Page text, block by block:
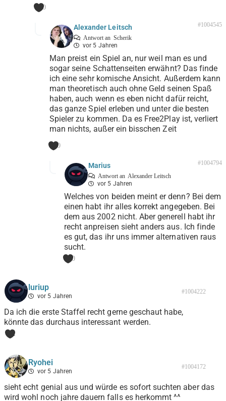
0
Alexander Leitsch
Antwort an Scherik
vor 5 Jahren
#1004545
Man preist ein Spiel an, nur weil man es und
sogar seine Schattenseiten erwähnt? Das finde
ich eine sehr komische Ansicht. Außerdem kann
man theoretisch auch ohne Geld seinen Spaß
haben, auch wenn es eben nicht dafür reicht,
das ganze Spiel erleben und unter die besten
Spieler zu kommen. Da es Free2Play ist, verliert
man nichts, außer ein bisschen Zeit
0
Marius
Antwort an Alexander Leitsch
vor 5 Jahren
#1004794
Welches von beiden meint er denn? Bei dem
einen habt ihr alles korrekt angegeben. Bei
dem aus 2002 nicht. Aber generell habt ihr
recht anpreisen sieht anders aus. Ich finde
es gut, das ihr uns immer alternativen raus
sucht.
0
luriup
vor 5 Jahren
#1004222
Da ich die erste Staffel recht gerne geschaut habe,
könnte das durchaus interessant werden.
1
Ryohei
vor 5 Jahren
#1004172
sieht echt genial aus und würde es sofort suchten aber das
wird wohl noch jahre dauern falls es herkommt ^^